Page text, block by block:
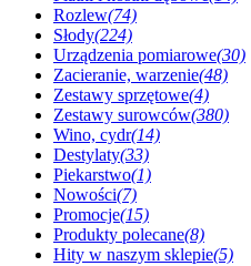
Rozlew(74)
Słody(224)
Urządzenia pomiarowe(30)
Zacieranie, warzenie(48)
Zestawy sprzętowe(4)
Zestawy surowców(380)
Wino, cydr(14)
Destylaty(33)
Piekarstwo(1)
Nowości(7)
Promocje(15)
Produkty polecane(8)
Hity w naszym sklepie(5)